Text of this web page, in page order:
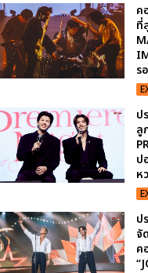
ค
ที่
ร
ป
ลู
ป
ห
ป
จั
ค